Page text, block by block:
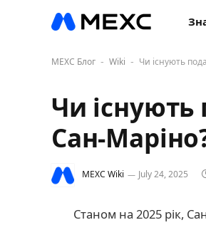
MEXC Блог - Wiki - Чи існують
Чи
Сан-
MEXC Wiki July 24, 2025
Станом на 2025 рік,